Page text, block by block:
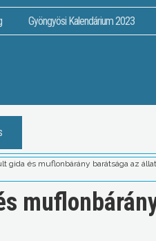
Gyöngyösi Kalendárium 2023
gida és muflonbárány barátsága az